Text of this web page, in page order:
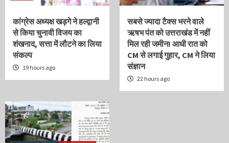
कांग्रेस अध्यक्ष खड़गे ने हल्द्वानी
से किया चुनावी विजय का
शंखनाद, सत्ता में लौटने का लिया
संकल्प
19 hours ago
सबसे ज्यादा टैक्स भरने वाले
ऋषभ पंत को उत्तराखंड में नहीं
मिल रही जमीन! आधी रात को
CM से लगाई गुहार, CM ने लिया
संज्ञान
22 hours ago